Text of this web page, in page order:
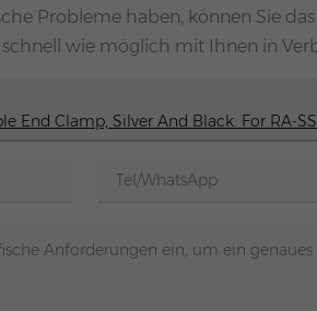
Probleme haben, können Sie
wie möglich mit Ihnen in
End Clamp, Silver And Black. For RA-